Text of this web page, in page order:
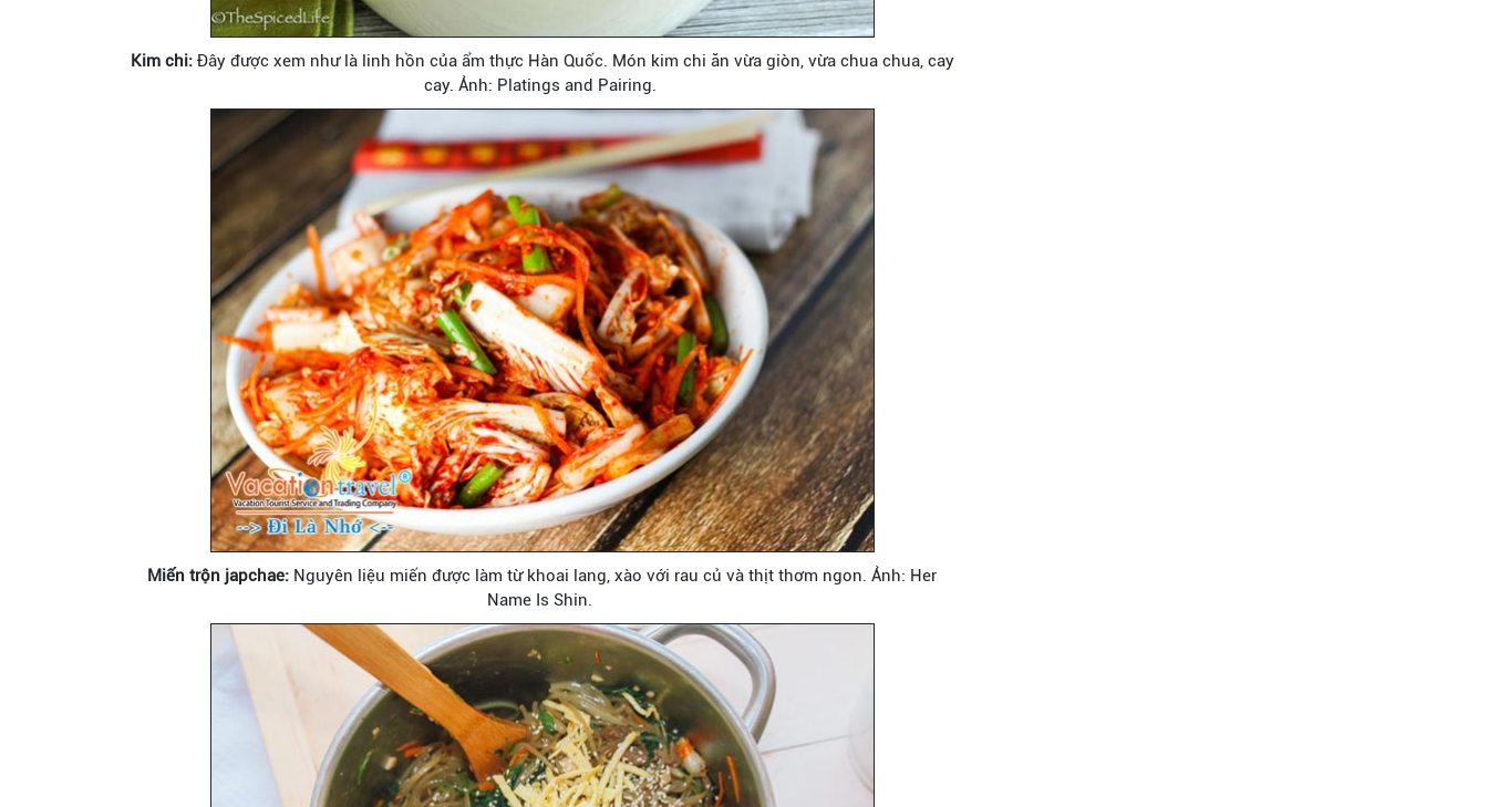
Kim chi:Đây được xem như là linh hồn của ẩm thực Hàn Quốc. Món kim chi ăn vừa giòn, vừa chua chua, cay
cay. Ảnh: Platings and Pairing.
Miến trộn japchae: Nguyên liệu miến được làm từ khoai lang, xào với rau củ và thịt thơm ngon. Ảnh: Her
Name Is Shin.